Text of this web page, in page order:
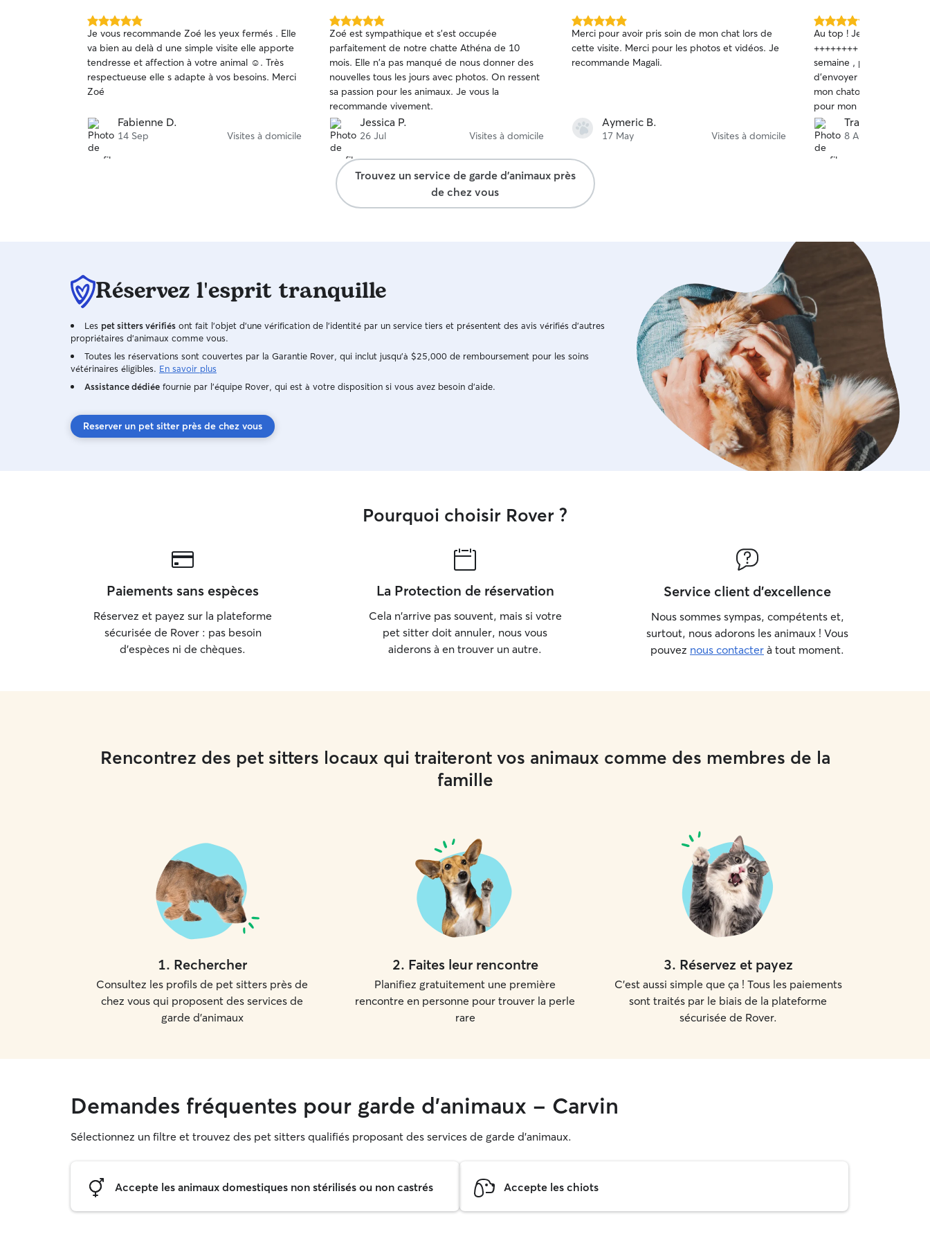
5.0 étoile(s)
sur
5
Je vous recommande Zoé les yeux fermés . Elle
va bien au delà d une simple visite elle apporte
tendresse et affection à votre animal ☺️. Très
respectueuse elle s adapte à vos besoins. Merci
Zoé
Fabienne D.
14 Sep Visites à domicile
5.0 étoile(s)
sur
5
Zoé est sympathique et s'est occupée
parfaitement de notre chatte Athéna de 10
mois. Elle n'a pas manqué de nous donner des
nouvelles tous les jours avec photos. On ressent
sa passion pour les animaux. Je vous la
recommande vivement.
Jessica P.
26 Jul Visites à domicile
5.0 étoile(s)
sur
5
Merci pour avoir pris soin de mon chat lors de
cette visite. Merci pour les photos et vidéos. Je
recommande Magali.
Aymeric B.
17 May Visites à domicile
5.0 étoile(s)
sur
5
Au top ! Je recommande les yeux fermés
++++++++ Passage de Magali 3 fois dans la
semaine , prend vraiment
d’envoyer des photos et
mon chatou :) Je passerai de nouveau par Magali
Tracy D.
8 Aug
Trouvez un service de garde d'animaux près
de chez vous
Réservez l'esprit tranquille
Les pet sitters vérifiés ont fait l'objet d'une vérification de l'identité par un service tiers et présentent des avis vérifiés d'autres
propriétaires d'animaux comme vous.
Toutes les réservations sont couvertes par la Garantie Rover, qui inclut jusqu'à $25,000 de remboursement pour les soins
vétérinaires éligibles. En savoir plus
Assistance dédiée fournie par l'équipe Rover, qui est à votre disposition si vous avez besoin d'aide.
Reserver un pet sitter près de chez vous
Pourquoi choisir Rover ?
Paiements sans espèces
Réservez et payez sur la plateforme
sécurisée de Rover : pas besoin
d'espèces ni de chèques.
La Protection de réservation
Cela n'arrive pas souvent, mais si votre
pet sitter doit annuler, nous vous
aiderons à en trouver un autre.
Service client d'excellence
Nous sommes sympas, compétents et,
surtout, nous adorons les animaux ! Vous
pouvez nous contacter à tout moment.
Rencontrez des pet sitters locaux qui traiteront vos animaux comme des membres de la
famille
1. Rechercher
Consultez les profils de pet sitters près de
chez vous qui proposent des services de
garde d'animaux
2. Faites leur rencontre
Planifiez gratuitement une première
rencontre en personne pour trouver la perle
rare
3. Réservez et payez
C'est aussi simple que ça ! Tous les paiements
sont traités par le biais de la plateforme
sécurisée de Rover.
Demandes fréquentes pour garde d'animaux - Carvin
Sélectionnez un filtre et trouvez des pet sitters qualifiés proposant des services de garde d'animaux.
Accepte les animaux domestiques non stérilisés ou non castrés Accepte les chiots